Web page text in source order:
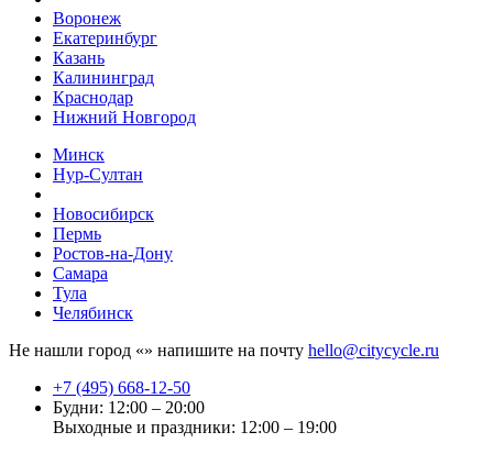
Воронеж
Екатеринбург
Казань
Калининград
Краснодар
Нижний Новгород
Минск
Нур-Султан
Новосибирск
Пермь
Ростов-на-Дону
Самара
Тула
Челябинск
Не нашли город «» напишите на почту hello@citycycle.ru
+7 (495) 668-12-50
Будни: 12:00 – 20:00
Выходные и праздники: 12:00 – 19:00